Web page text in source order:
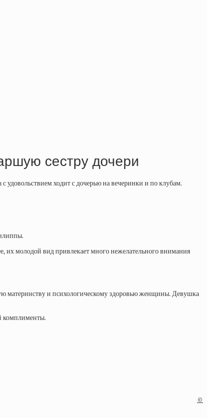
сестру дочери
ходит с дочерью на вечеринки и по клубам.
их молодой вид привлекает много нежелательного внимания
материнству и психологическому здоровью женщины. Девушка
комплименты.
©